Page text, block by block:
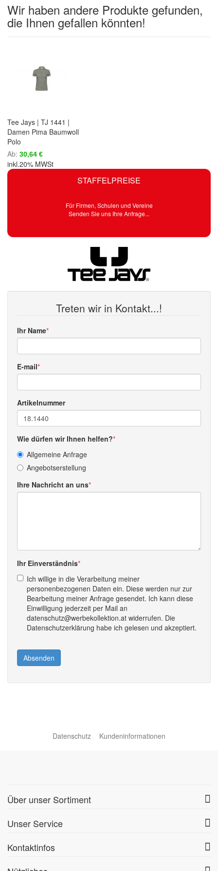
STAFFELPREISE
Für Firmen, Schulen und Vereine
Senden Sie uns Ihre Anfrage...
Treten wir in Kontakt...!
Ihr Name
E-mail
Artikelnummer
Wie dürfen wir Ihnen helfen?
Allgemeine Anfrage
Angebotserstellung
Ihre Nachricht an uns
Ihr Einverständnis
Ich willige in die Verarbeitung meiner
personenbezogenen Daten ein. Diese werden nur zur
Bearbeitung meiner Anfrage gesendet. Ich kann diese
Einwilligung jederzeit per Mail an
datenschutz@werbekollektion.at widerrufen. Die
Datenschutzerklärung habe ich gelesen und akzeptiert.
Absenden
Wir haben andere Produkte gefunden,
die Ihnen gefallen könnten!
Tee Jays | TJ 1441 |
Damen Pima Baumwoll
Polo
Ab 30,64 €
inkl.20% MWSt
Datenschutz Kundeninformationen
Über unser Sortiment
Unser Service
Kontaktinfos